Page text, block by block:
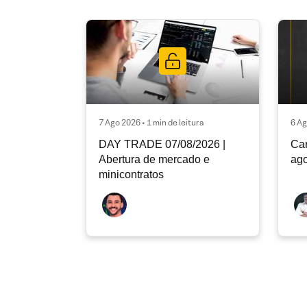
7 Ago 2026 • 1 min de leitura
DAY TRADE 07/08/2026 |
Abertura de mercado e
minicontratos
6